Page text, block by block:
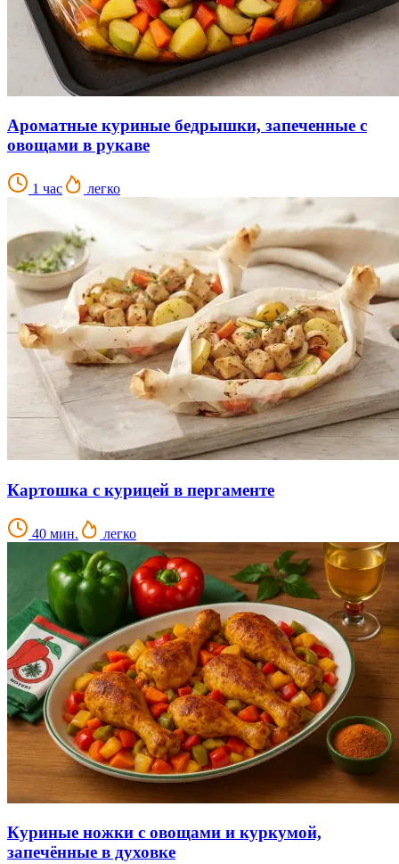
Ароматные куриные бедрышки, запеченные с
овощами в рукаве
1 час легко
Картошка с курицей в пергаменте
40 мин. легко
Куриные ножки с овощами и куркумой,
запечённые в духовке